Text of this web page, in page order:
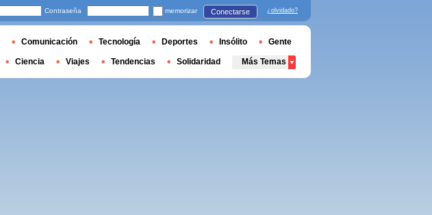
Contraseña memorizar Conectarse ¿olvidado?
Comunicación Tecnología Deportes Insólito Gente
Ciencia Viajes Tendencias Solidaridad Más Temas